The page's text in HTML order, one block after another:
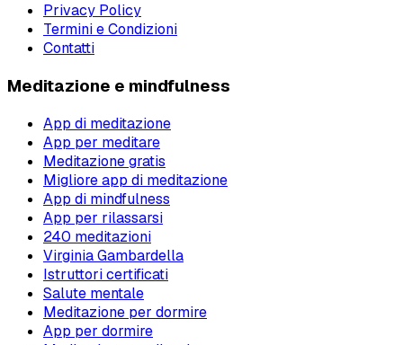
Privacy Policy
Termini e Condizioni
Contatti
Meditazione e mindfulness
App di meditazione
App per meditare
Meditazione gratis
Migliore app di meditazione
App di mindfulness
App per rilassarsi
240 meditazioni
Virginia Gambardella
Istruttori certificati
Salute mentale
Meditazione per dormire
App per dormire